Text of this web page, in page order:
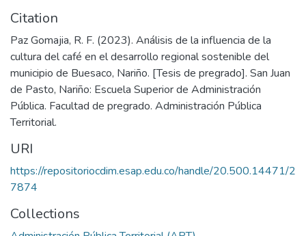
Citation
Paz Gomajia, R. F. (2023). Análisis de la influencia de la
cultura del café en el desarrollo regional sostenible del
municipio de Buesaco, Nariño. [Tesis de pregrado]. San Juan
de Pasto, Nariño: Escuela Superior de Administración
Pública. Facultad de pregrado. Administración Pública
Territorial.
URI
https://repositoriocdim.esap.edu.co/handle/20.500.14471/2
7874
Collections